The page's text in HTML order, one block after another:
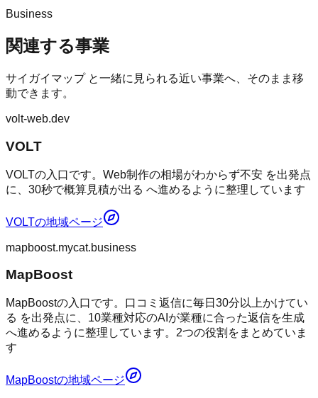
Business
関連する事業
サイガイマップと一緒に見られる近い事業へ、そのまま移
動できます。
volt-web.dev
VOLT
VOLTの入口です。Web制作の相場がわからず不安 を出発点
に、30秒で概算見積が出る へ進めるように整理しています
VOLTの地域ページ
mapboost.mycat.business
MapBoost
MapBoostの入口です。口コミ返信に毎日30分以上かけてい
る を出発点に、10業種対応のAIが業種に合った返信を生成
へ進めるように整理しています。2つの役割をまとめていま
す
MapBoostの地域ページ